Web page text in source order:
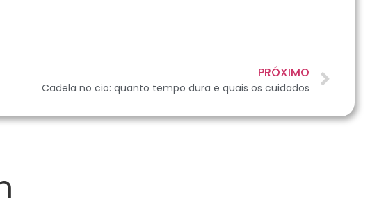
PRÓXIMO
Cadela no cio: quanto tempo dura e quais os cuidados